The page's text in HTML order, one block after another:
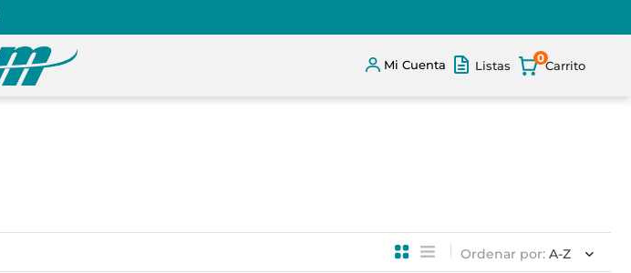
Mi Cuenta Listas
0
Ordenar por A-Z